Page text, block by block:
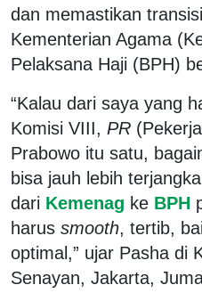
dan memastikan
Kementerian Agama
Pelaksana Haji (BPH)
“Kalau dari saya yang
Komisi VIII, PR
Prabowo itu satu,
bisa jauh lebih
dari Kemenag ke BPH
harus smooth, tertib,
optimal,” ujar Pasha di
Senayan, Jakarta,